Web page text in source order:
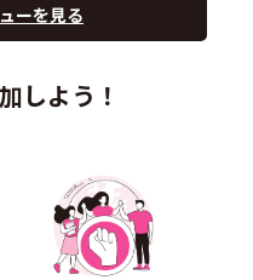
ーを見る
しよう！